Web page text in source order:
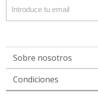
Sobre nosotros
Condiciones